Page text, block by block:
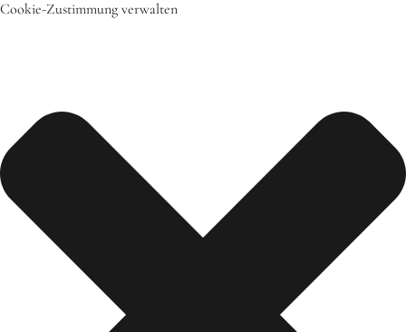
Cookie-Zustimmung verwalten
Daher komme ich